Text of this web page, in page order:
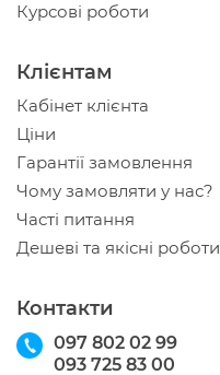
Курсові роботи
Клієнтам
Кабінет клієнта
Ціни
Гарантії замовлення
Чому замовляти у нас?
Часті питання
Дешеві та якісні роботи
Контакти
097 802 02 99
093 725 83 00